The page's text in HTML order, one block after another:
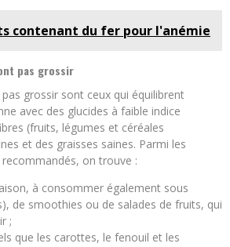
contenant du fer pour l'anémie
pas grossir
grossir sont ceux qui équilibrent
avec des glucides à faible indice
(fruits, légumes et céréales
et des graisses saines. Parmi les
on trouve :
à consommer également sous
de smoothies ou de salades de fruits, qui
;
que les carottes, le fenouil et les